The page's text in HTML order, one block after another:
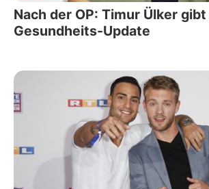
Nach der OP: Timur Ülker
Gesundheits-Update